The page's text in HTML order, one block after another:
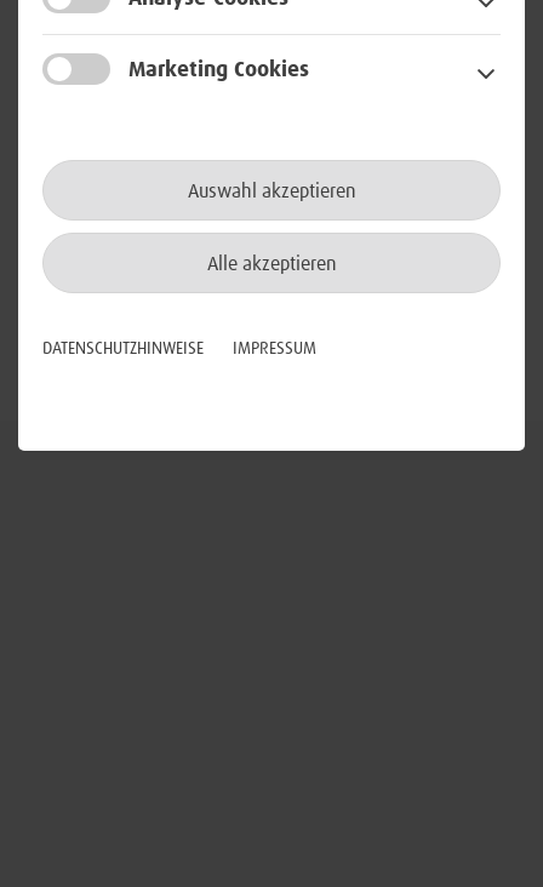
Marketing Cookies
Auswahl akzeptieren
Alle akzeptieren
DATENSCHUTZHINWEISE IMPRESSUM
Arbeitszeiten und zahlreiche weitere Benefits.
Du findest uns am 13. Oktober 2022 zwischen 12:00 und
(Universität der Bundeswehr München – Werner-
Heisenberg-Weg 31 – 85577 Neubiberg)
Weitere Informationen findest duhier